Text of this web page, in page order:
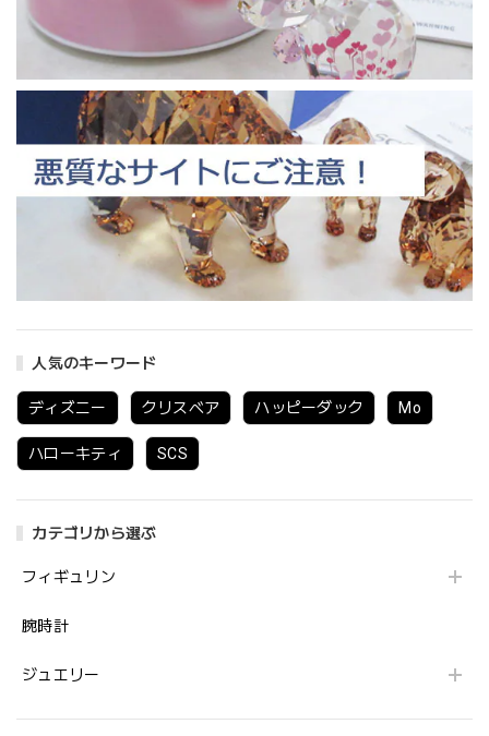
人気のキーワード
ディズニー クリスベア ハッピーダック Mo
ハローキティ SCS
カテゴリから選ぶ
フィギュリン
腕時計
ジュエリー